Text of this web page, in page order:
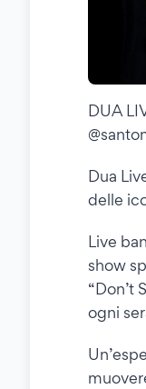
DUA
Dua
delle
Live
show
“Don’t
ogni